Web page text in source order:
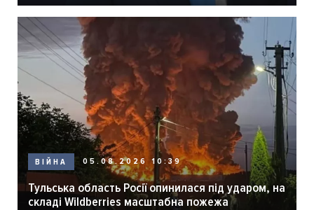
ВІЙНА 05.08.2026 10:39
Тульська область Росії опинилася під ударом, на
складі Wildberries масштабна пожежа